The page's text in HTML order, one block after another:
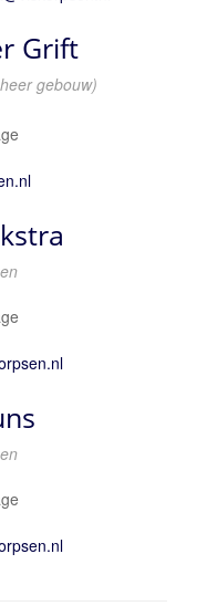
Grift
gebouw)